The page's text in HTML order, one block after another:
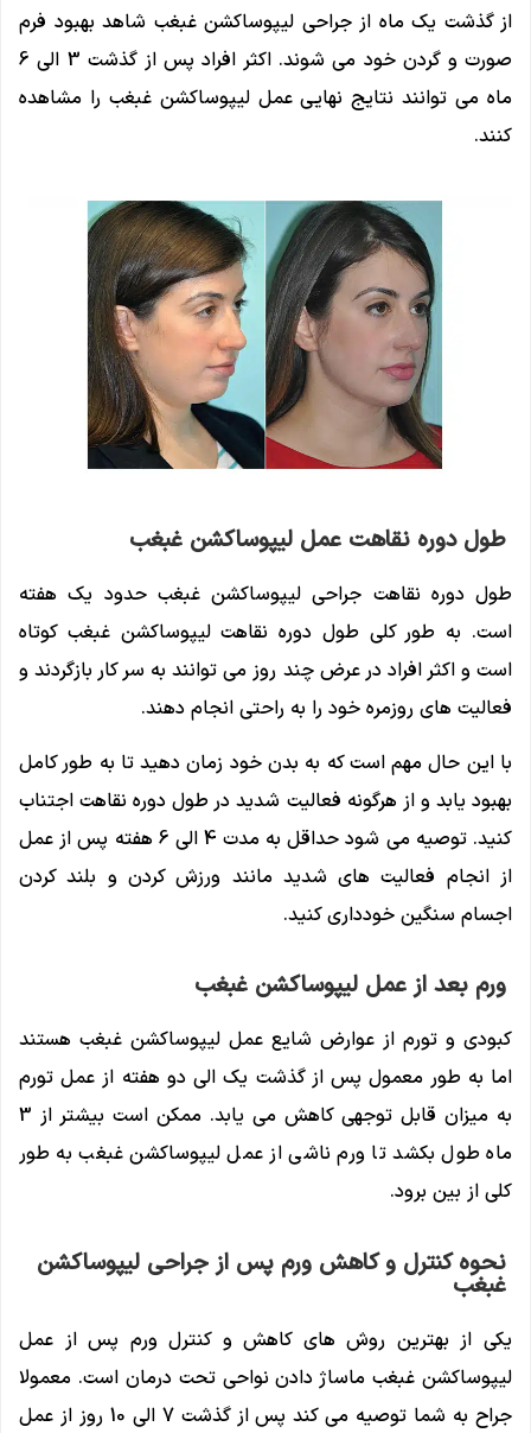
از گذشت یک ماه از جراحی لیپوساکشن غبغب شاهد بهبود فرم
صورت و گردن خود می شوند. اکثر افراد پس از گذشت 3 الی 6
ماه می توانند نتایج نهایی عمل لیپوساکشن غبغب را مشاهده
کنند.
طول دوره نقاهت عمل لیپوساکشن غبغب
طول دوره نقاهت جراحی لیپوساکشن غبغب حدود یک هفته
است. به طور کلی طول دوره نقاهت لیپوساکشن غبغب کوتاه
است و اکثر افراد در عرض چند روز می توانند به سر کار بازگردند و
فعالیت های روزمره خود را به راحتی انجام دهند.
با این حال مهم است که به بدن خود زمان دهید تا به طور کامل
بهبود یابد و از هرگونه فعالیت شدید در طول دوره نقاهت اجتناب
کنید. توصیه می شود حداقل به مدت 4 الی 6 هفته پس از عمل
از انجام فعالیت های شدید مانند ورزش کردن و بلند کردن
اجسام سنگین خودداری کنید.
ورم بعد از عمل لیپوساکشن غبغب
کبودی و تورم از عوارض شایع عمل لیپوساکشن غبغب هستند
اما به طور معمول پس از گذشت یک الی دو هفته از عمل تورم
به میزان قابل توجهی کاهش می یابد. ممکن است بیشتر از 3
ماه طول بکشد تا ورم ناشی از عمل لیپوساکشن غبغب به طور
کلی از بین برود.
نحوه کنترل و کاهش ورم پس از جراحی لیپوساکشن
غبغب
یکی از بهترین روش های کاهش و کنترل ورم پس از عمل
لیپوساکشن غبغب ماساژ دادن نواحی تحت درمان است. معمولا
جراح به شما توصیه می کند پس از گذشت 7 الی 10 روز از عمل